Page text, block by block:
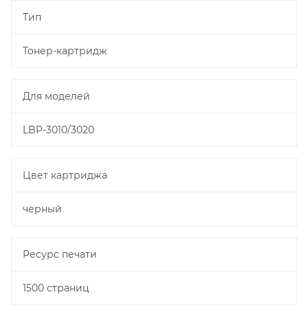
Тип
Тонер-картридж
Для моделей
LBP-3010/3020
Цвет картриджа
черный
Ресурс печати
1500 страниц